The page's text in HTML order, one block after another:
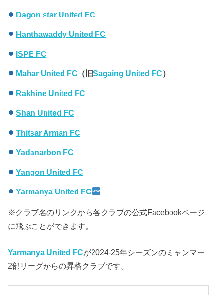
Dagon star United FC
Hanthawaddy United FC
ISPE FC
Mahar United FC （旧Sagaing United FC）
Rakhine United FC
Shan United FC
Thitsar Arman FC
Yadanarbon FC
Yangon United FC
Yarmanya United FC
※クラブ名のリンクから各クラブの公式Facebookページ
に飛ぶことができます。
Yarmanya United FCが2024-25年シーズンのミャンマー
2部リーグからの昇格クラブです。